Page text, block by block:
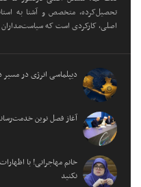
تحصیل‌کرده، متخصص و آشنا به
اصلی، کارکردی است که سیاست‌مداران
دیپلماسی انرژی در مسیر
آغاز فصل نوین
خانم مهاجرانی! با
نکنید